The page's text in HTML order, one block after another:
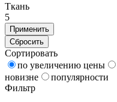
Ткань
5
Применить
Сбросить
Сортировать
по увеличению цены
новизне
популярности
Фильтр